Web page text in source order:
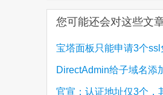
您可能还会对这些文
宝塔面板只能申请3个ssl
DirectAdmin给子域名添
官宣：认证地址仅3个，